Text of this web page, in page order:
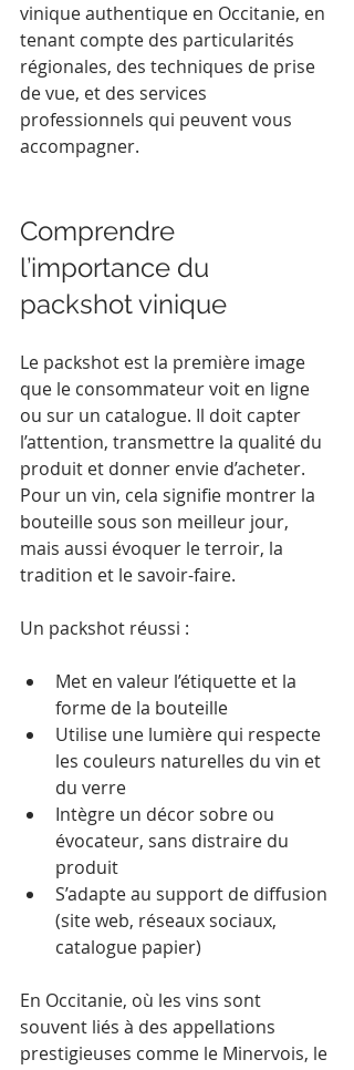
vinique authentique en Occitanie, en
tenant compte des particularités
régionales, des techniques de prise
de vue, et des services
professionnels qui peuvent vous
accompagner.
Comprendre
l’importance du
packshot vinique
Le packshot est la première image
que le consommateur voit en ligne
ou sur un catalogue. Il doit capter
l’attention, transmettre la qualité du
produit et donner envie d’acheter.
Pour un vin, cela signifie montrer la
bouteille sous son meilleur jour,
mais aussi évoquer le terroir, la
tradition et le savoir-faire.
Un packshot réussi :
Met en valeur l’étiquette et la
forme de la bouteille
Utilise une lumière qui respecte
les couleurs naturelles du vin et
du verre
Intègre un décor sobre ou
évocateur, sans distraire du
produit
S’adapte au support de diffusion
(site web, réseaux sociaux,
catalogue papier)
En Occitanie, où les vins sont
souvent liés à des appellations
prestigieuses comme le Minervois, le